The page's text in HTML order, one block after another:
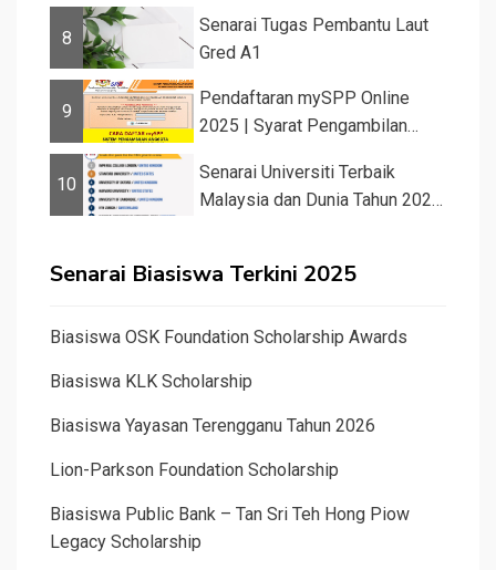
8
Senarai Tugas Pembantu Laut
Gred A1
9
Pendaftaran mySPP Online
2025 | Syarat Pengambilan
10
Senarai Universiti Terbaik
Malaysia dan Dunia Tahun 2026
Senarai Biasiswa Terkini 2025
Biasiswa OSK Foundation Scholarship Awards
Biasiswa KLK Scholarship
Biasiswa Yayasan Terengganu Tahun 2026
Lion-Parkson Foundation Scholarship
Biasiswa Public Bank – Tan Sri Teh Hong Piow
Legacy Scholarship